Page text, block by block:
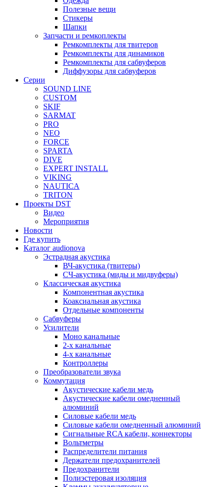
Полезные вещи
Стикеры
Шапки
Запчасти и ремкоплекты
Ремкомплекты для твитеров
Ремкомплекты для динамиков
Ремкомплекты для сабвуферов
Диффузоры для сабвуферов
Серии
SOUND LINE
CUSTOM
SKIF
SARMAT
PRO
NEO
FORCE
SPARTA
DIVE
EXPERT INSTALL
VIKING
NAUTICA
TRITON
Проекты DST
Видео
Мероприятия
Новости
Где купить
Каталог audionova
Эстрадная акустика
ВЧ-акустика (твитеры)
СЧ-акустика (миды и мидвуферы)
Классическая акустика
Компонентная акустика
Коаксиальная акустика
Отдельные компоненты
Сабвуферы
Усилители
Моно канальные
2-х канальные
4-х канальные
Контроллеры
Преобразователи звука
Коммутация
Акустические кабели медь
Акустические кабели омедненный
алюминий
Силовые кабели медь
Силовые кабели омедненный алюминий
Сигнальные RCA кабели, коннекторы
Вольтметры
Распределители питания
Держатели предохранителей
Предохранители
Полиэстеровая изоляция